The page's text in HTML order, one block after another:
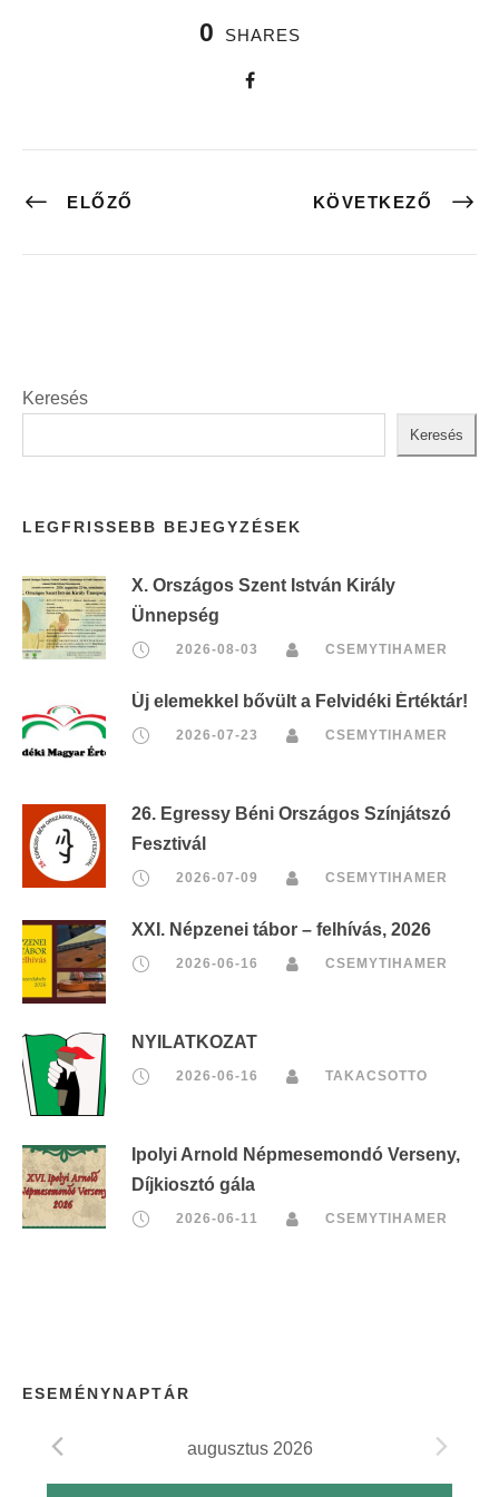
0 SHARES
ELŐZŐ KÖVETKEZŐ
Keresés
Keresés
LEGFRISSEBB BEJEGYZÉSEK
X. Országos Szent István Király
Ünnepség
2026-08-03 CSEMYTIHAMER
Új elemekkel bővült a Felvidéki Értéktár!
2026-07-23 CSEMYTIHAMER
26. Egressy Béni Országos Színjátszó
Fesztivál
2026-07-09 CSEMYTIHAMER
XXI. Népzenei tábor – felhívás, 2026
2026-06-16 CSEMYTIHAMER
NYILATKOZAT
2026-06-16 TAKACSOTTO
Ipolyi Arnold Népmesemondó Verseny,
Díjkiosztó gála
2026-06-11 CSEMYTIHAMER
ESEMÉNYNAPTÁR
augusztus 2026